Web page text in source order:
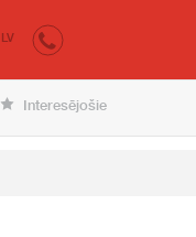
LV
Interesējošie